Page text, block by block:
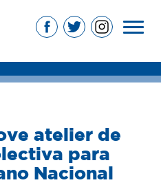
atelier de
para
Nacional